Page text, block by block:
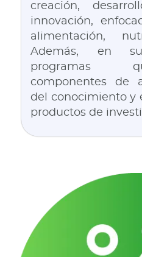
creación,
innovación,
alimentación,
Además, en
programas
componentes de
del conocimiento y
productos de